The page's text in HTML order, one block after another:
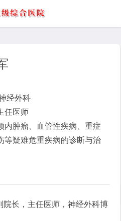
经外科
任医师
内肿瘤、血管性疾病、重症
等疑难危重疾病的诊断与治
长，主任医师，神经外科博